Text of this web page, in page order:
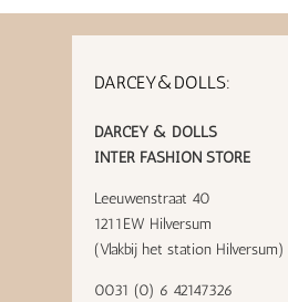
DARCEY&DOLLS:
DARCEY & DOLLS
INTER FASHION STORE
Leeuwenstraat 40
1211EW Hilversum
(Vlakbij het station Hilversum)
0031 (0) 6 42147326